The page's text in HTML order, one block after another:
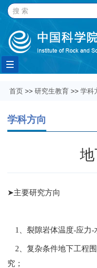
Toggle
navigation
首页 >> 研究生教育 >> 学科
学科方向
➤主要研究方向
1、裂隙岩体温度-应力-
2、复杂条件地下工程
究；